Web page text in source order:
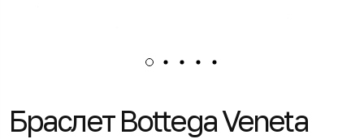
Браслет Bottega Veneta